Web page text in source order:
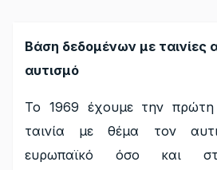
Βάση δεδομένων με ταινίες
αυτισμό
Το 1969 έχουμε την πρώτη
ταινία με θέμα τον
ευρωπαϊκό όσο και